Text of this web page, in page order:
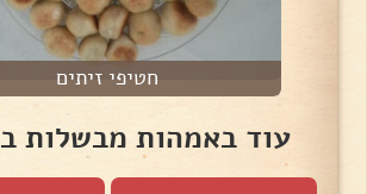
חטיפי זיתים
עוד באמהות מבשלות